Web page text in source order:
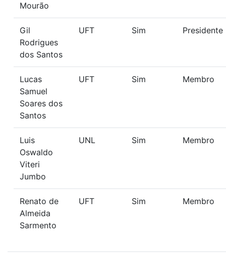
Mourão
Gil
Rodrigues
dos Santos
UFT Sim Presidente
Lucas
Samuel
Soares dos
Santos
UFT Sim Membro
Luis
Oswaldo
Viteri
Jumbo
UNL Sim Membro
Renato de
Almeida
Sarmento
UFT Sim Membro